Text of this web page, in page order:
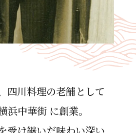
四川料理の⽼舗として
浜中華街 に創業。